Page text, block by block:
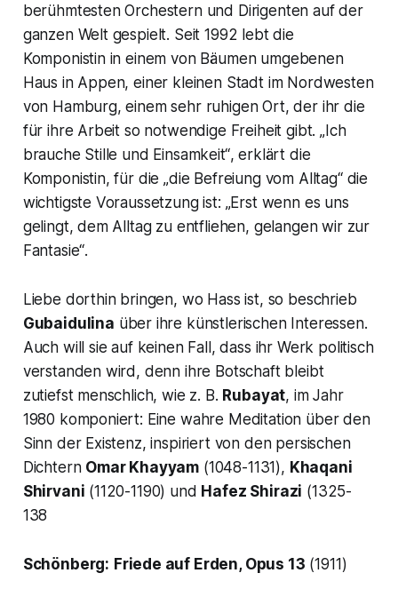
berühmtesten Orchestern und Dirigenten auf der
ganzen Welt gespielt. Seit 1992 lebt die
Komponistin in einem von Bäumen umgebenen
Haus in Appen, einer kleinen Stadt im Nordwesten
von Hamburg, einem sehr ruhigen Ort, der ihr die
für ihre Arbeit so notwendige Freiheit gibt.„Ich
brauche Stille und Einsamkeit“, erklärt die
Komponistin, für die„die Befreiung vom Alltag“die
wichtigste Voraussetzung ist: „Erst wenn es uns
gelingt, dem Alltag zu entfliehen, gelangen wir zur
Fantasie“.
Liebe dorthin bringen, wo Hass ist, so beschrieb
Gubaidulina über ihre künstlerischen Interessen.
Auch will sie auf keinen Fall, dass ihr Werk politisch
verstanden wird, denn ihre Botschaft bleibt
zutiefst menschlich, wie z. B. Rubayat, im Jahr
1980 komponiert: Eine wahre Meditation über den
Sinn der Existenz, inspiriert von den persischen
Dichtern Omar Khayyam (1048-1131), Khaqani
Shirvani (1120-1190) und Hafez Shirazi (1325-
138
Schönberg: Friede auf Erden, Opus 13 (1911)